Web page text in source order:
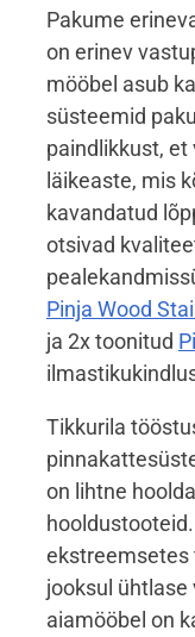
Pakume
on erinev
mööbel asub
süsteemid
paindlikkust, et
läikeaste, mis
kavandatud
otsivad
Pinja Wood
ja 2x toonitud
Tikkurila
on lihtne
ekstreemsetes
jooksul ühtlase
aiamööbel on